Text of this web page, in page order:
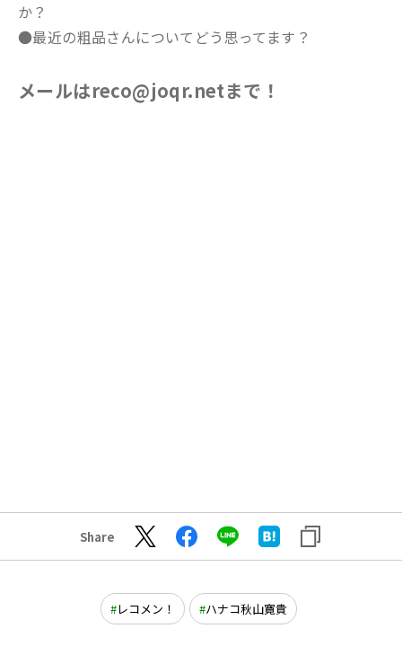
か？
●最近の粗品さんについてどう思ってます？
メールはreco@joqr.netまで！
Share
レコメン！ ハナコ秋山寛貴